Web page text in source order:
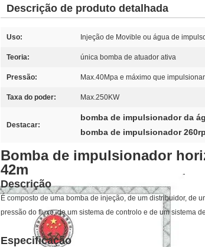
Descrição de produto detalhada
Uso: Injeção de Movible ou água de
Teoria: única bomba de atuador ativa
Pressão: Max.40Mpa e máximo que
Taxa do poder: Max.250KW
Destacar:
bomba de impulsionador da
bomba de impulsionador
Bomba de impulsionador
42m
Descrição
É composto de uma bomba de injeção, de um distribuidor, de
pressão do fluxo, de um sistema de controlo e de um sistema
Especificação